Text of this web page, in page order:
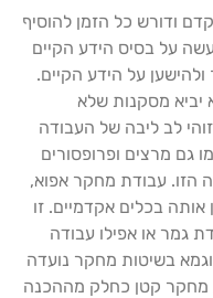
ודורש כל הזמן להוסיף
על בסיס הידע הקיים
על הידע הקיים.
יביא מסקנות שלא
לב ליבה של העבודה
גם מרצים ופרופסורים
הזו. עבודת מחקר אפוא,
בכלים אקדמיים. זו
גמר או אפילו עבודה
בשיטות מחקר נועדה
מחקר קטן כחלק מההכנה